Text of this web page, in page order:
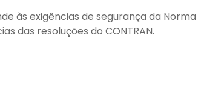
às exigências de segurança da Norma
das resoluções do CONTRAN.